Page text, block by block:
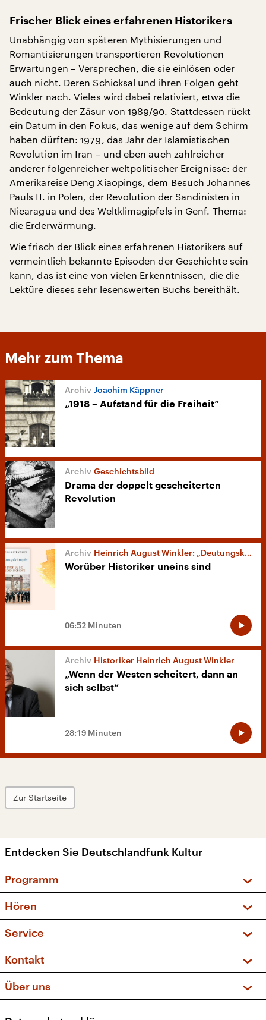
Frischer Blick eines erfahrenen Historikers
Unabhängig von späteren Mythisierungen und
Romantisierungen transportieren Revolutionen
Erwartungen – Versprechen, die sie einlösen oder
auch nicht. Deren Schicksal und ihren Folgen geht
Winkler nach. Vieles wird dabei relativiert, etwa die
Bedeutung der Zäsur von 1989/90. Stattdessen rückt
ein Datum in den Fokus, das wenige auf dem Schirm
haben dürften: 1979, das Jahr der Islamistischen
Revolution im Iran – und eben auch zahlreicher
anderer folgenreicher weltpolitischer Ereignisse: der
Amerikareise Deng Xiaopings, dem Besuch Johannes
Pauls II. in Polen, der Revolution der Sandinisten in
Nicaragua und des Weltklimagipfels in Genf. Thema:
die Erderwärmung.
Wie frisch der Blick eines erfahrenen Historikers auf
vermeintlich bekannte Episoden der Geschichte sein
kann, das ist eine von vielen Erkenntnissen, die die
Lektüre dieses sehr lesenswerten Buchs bereithält.
Mehr zum Thema
Joachim Käppner
„1918 – Aufstand für die Freiheit“
Geschichtsbild
Drama der doppelt gescheiterten
Revolution
Heinrich August Winkler: „Deutungskämpfe. Der Streit um die Deutsche Geschichte“
Worüber Historiker uneins sind
06:52 Minuten
Historiker Heinrich August Winkler
„Wenn der Westen scheitert, dann an
sich selbst“
28:19 Minuten
Zur Startseite
Entdecken Sie Deutschlandfunk Kultur
Programm
Sendungen und Podcasts
Musikliste
Kakadu – Das Kinderprogramm
Hören
Frequenzen (UKW + DAB+)
Service
FAQ
Apps
Newsletter
Kontakt
Social Media
Über uns